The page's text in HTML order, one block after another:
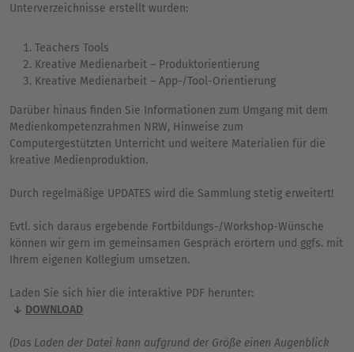
Unterverzeichnisse erstellt wurden:
Teachers Tools
Kreative Medienarbeit – Produktorientierung
Kreative Medienarbeit – App-/Tool-Orientierung
Darüber hinaus finden Sie Informationen zum Umgang mit dem
Medienkompetenzrahmen NRW, Hinweise zum
Computergestützten Unterricht und weitere Materialien für die
kreative Medienproduktion.
Durch regelmäßige UPDATES wird die Sammlung stetig erweitert!
Evtl. sich daraus ergebende Fortbildungs-/Workshop-Wünsche
können wir gern im gemeinsamen Gespräch erörtern und ggfs. mit
Ihrem eigenen Kollegium umsetzen.
Laden Sie sich hier die interaktive PDF herunter:
DOWNLOAD
(Das Laden der Datei kann aufgrund der Größe einen Augenblick